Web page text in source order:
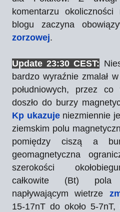
komentarzu
blogu zaczyna
zorzowej.
Update 23:30 CEST:
bardzo wyraźnie zmalał
południowych, przez
doszło do burzy
Kp ukazujeniezmiennie
ziemskim polu
pomiędzy ciszą a
geomagnetyczna
szerokości
całkowite (Bt) pola
napływającym wietrze
15-17nT do około 5-